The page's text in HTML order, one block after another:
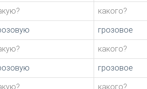
какого?
грозовое
какого?
грозовое
какого?